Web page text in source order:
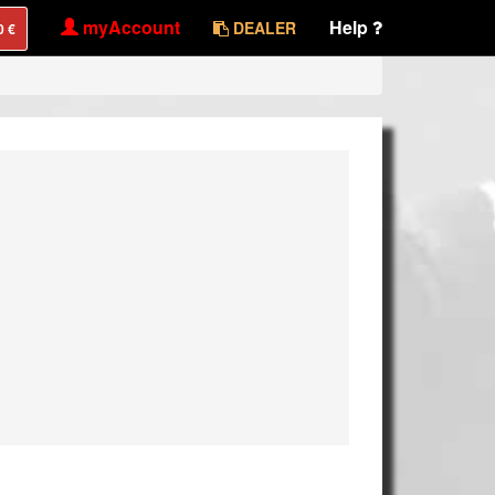
myAccount DEALER Help